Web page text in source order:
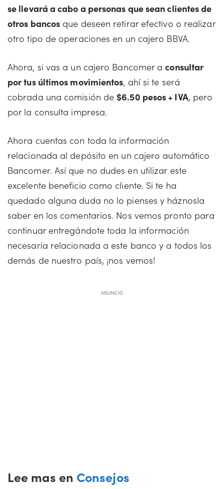
se llevará a cabo a personas que sean clientes de
otros bancos que deseen retirar efectivo o realizar
otro tipo de operaciones en un cajero BBVA.
Ahora, si vas a un cajero Bancomer aconsultar
por tus últimos movimientos, ahí si te será
cobrada una comisión de $6.50 pesos + IVA, pero
por la consulta impresa.
Ahora cuentas con toda la información
relacionada al depósito en un cajero automático
Bancomer. Así que no dudes en utilizar este
excelente beneficio como cliente. Si te ha
quedado alguna duda no lo pienses y háznosla
saber en los comentarios. Nos vemos pronto para
continuar entregándote toda la información
necesaria relacionada a este banco y a todos los
demás de nuestro país, ¡nos vemos!
ANUNCIO
Lee mas en Consejos